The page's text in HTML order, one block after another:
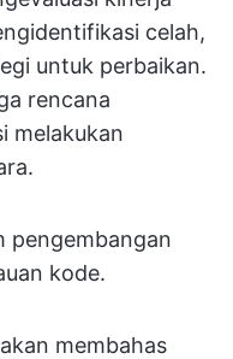
celah,
untuk perbaikan.
rencana
melakukan
pengembangan
kode.
membahas